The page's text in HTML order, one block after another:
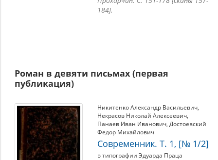
184].
Роман в девяти письмах (первая
публикация)
Никитенко Александр Васильевич,
Некрасов Николай Алексеевич,
Панаев Иван Иванович, Достоевский
Федор Михайлович
Современник. Т. 1, [№ 1/2]
в типографии Эдуарда Праца